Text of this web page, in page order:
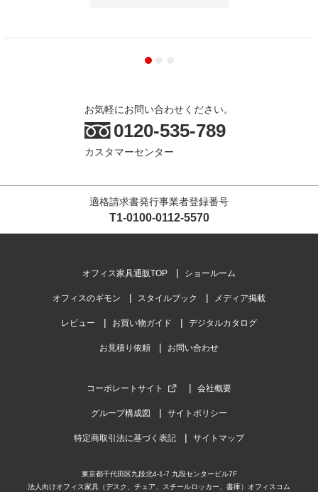
お気軽にお問い合わせください。
0120-535-789
カスタマーセンター
適格請求書発行事業者登録番号
T1-0100-0112-5570
オフィス家具通販TOP ショールーム
オフィスのギモン スタイルブック メディア掲載
レビュー お買い物ガイド デジタルカタログ
お見積り依頼 お問い合わせ
コーポレートサイト 会社概要
グループ構成図 サイトポリシー
特定商取引法に基づく表記 サイトマップ
東京都千代田区九段北4-1-7 九段センタービル7F
法人向けオフィス家具（デスク、チェア、スチールロッカー、書庫）オフィスコム